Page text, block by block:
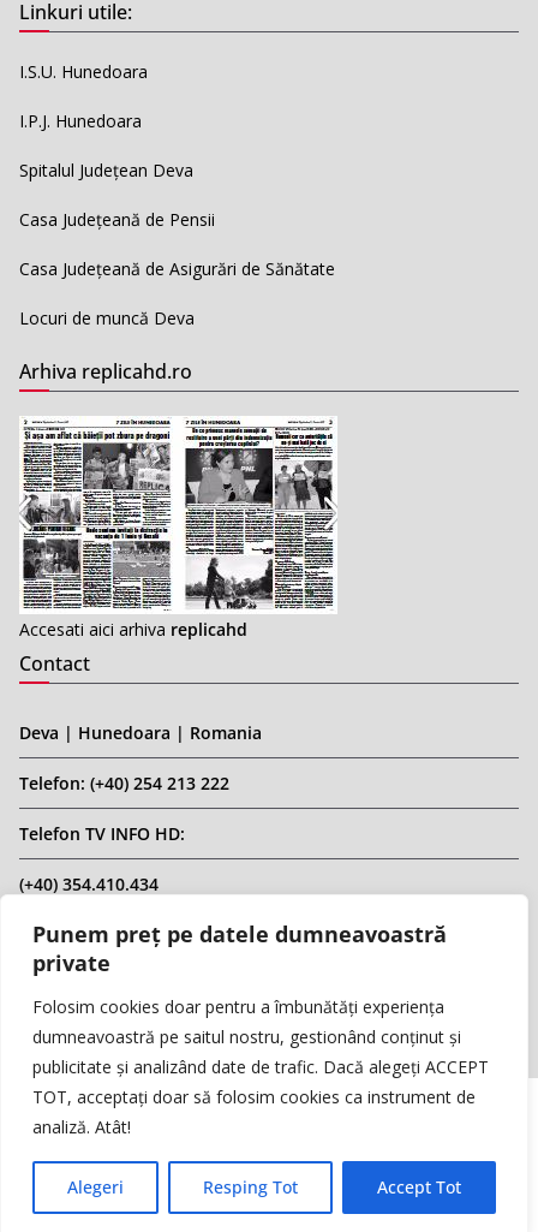
Punem preț pe datele dumneavoastră
private
Folosim cookies doar pentru a îmbunătăți experiența
dumneavoastră pe saitul nostru, gestionând conținut și
publicitate și analizând date de trafic. Dacă alegeți ACCEPT
TOT, acceptați doar să folosim cookies ca instrument de
analiză. Atât!
Alegeri Resping Tot Accept Tot
Linkuri utile:
I.S.U. Hunedoara
I.P.J. Hunedoara
Spitalul Județean Deva
Casa Județeană de Pensii
Casa Județeană de Asigurări de Sănătate
Locuri de muncă Deva
Arhiva replicahd.ro
Accesati aici arhiva replicahd
Contact
Deva | Hunedoara | Romania
Telefon: (+40) 254 213 222
Telefon TV INFO HD:
(+40) 354.410.434
Email: infohd20@gmail.com
Website: www.replicahd.ro